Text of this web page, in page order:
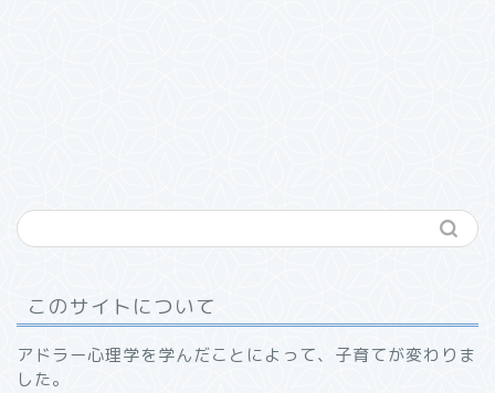
このサイトについて
アドラー心理学を学んだことによって、子育てが変わりま
した。